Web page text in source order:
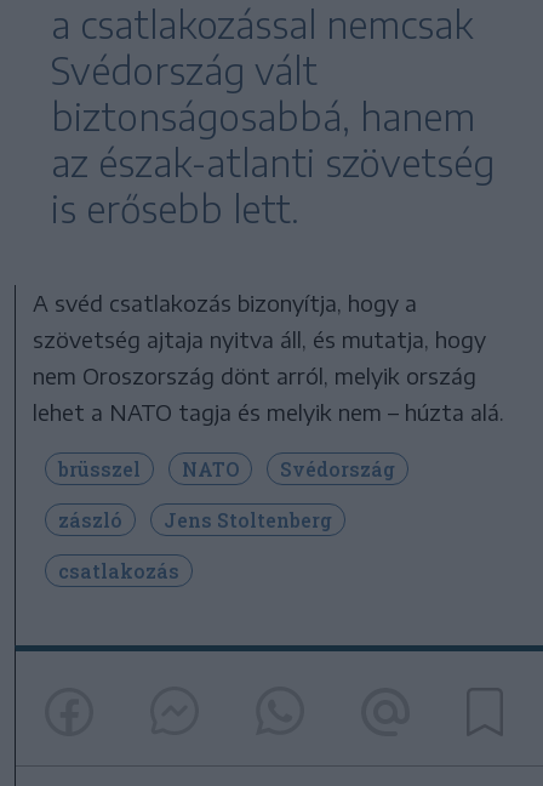
a csatlakozással nemcsak
Svédország vált
biztonságosabbá, hanem
az észak-atlanti szövetség
is erősebb lett.
A svéd csatlakozás bizonyítja, hogy a
szövetség ajtaja nyitva áll, és mutatja, hogy
nem Oroszország dönt arról, melyik ország
lehet a NATO tagja és melyik nem – húzta alá.
brüsszel NATO
Svédország
zászló
Jens Stoltenberg
csatlakozás